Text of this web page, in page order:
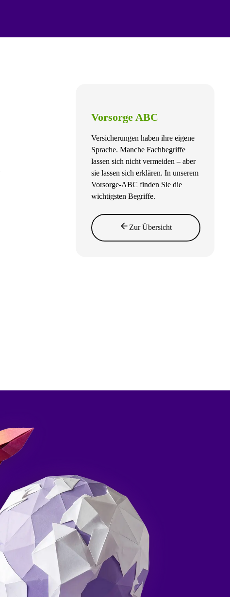
Vorsorge ABC
Versicherungen haben ihre eigene
Sprache. Manche Fachbegriffe
lassen sich nicht vermeiden – aber
sie lassen sich erklären. In unserem
Vorsorge-ABC finden Sie die
wichtigsten Begriffe.
Zur Übersicht